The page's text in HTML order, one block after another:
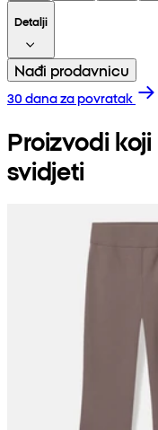
Detalji
Nađi prodavnicu
30 dana za povratak
Proizvodi
svidjeti